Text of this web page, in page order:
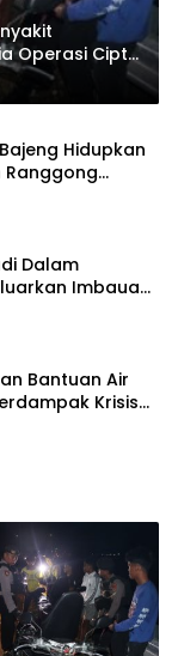
Operasi Cipta
Hidupkan
Ranggong
Apresiasi
Dalam
Imbauan
Bantuan Air
Krisis